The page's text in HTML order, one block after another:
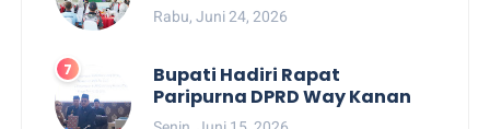
Rabu, Juni 24, 2026
Bupati Hadiri Rapat
Paripurna DPRD Way Kanan